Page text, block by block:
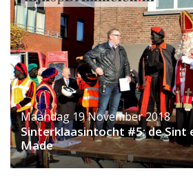
Maandag 19 November 2018
Sinterklaasintocht #5: de Sint
Made